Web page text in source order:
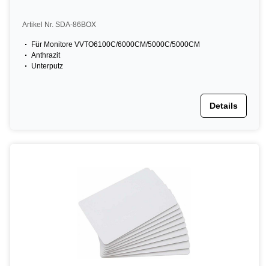
Artikel Nr. SDA-86BOX
Für Monitore VVTO6100C/6000CM/5000C/5000CM
Anthrazit
Unterputz
Details